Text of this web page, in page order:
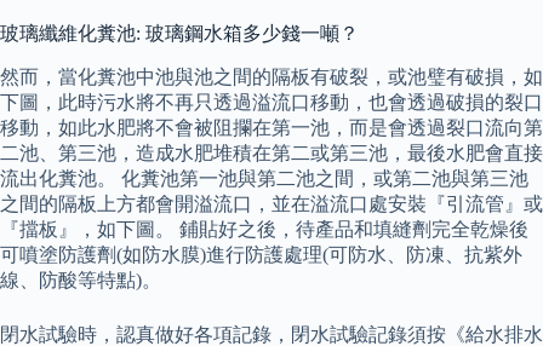
玻璃纖維化糞池: 玻璃鋼水箱多少錢一噸？
然而，當化糞池中池與池之間的隔板有破裂，或池璧有破損，如
下圖，此時污水將不再只透過溢流口移動，也會透過破損的裂口
移動，如此水肥將不會被阻攔在第一池，而是會透過裂口流向第
二池、第三池，造成水肥堆積在第二或第三池，最後水肥會直接
流出化糞池。 化糞池第一池與第二池之間，或第二池與第三池
之間的隔板上方都會開溢流口，並在溢流口處安裝『引流管』或
『擋板』，如下圖。 鋪貼好之後，待產品和填縫劑完全乾燥後
可噴塗防護劑(如防水膜)進行防護處理(可防水、防凍、抗紫外
線、防酸等特點)。
閉水試驗時，認真做好各項記錄，閉水試驗記錄須按《給水排水